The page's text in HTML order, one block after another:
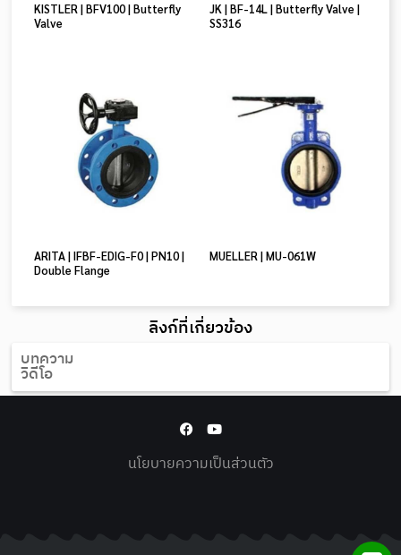
KISTLER | BFV100 | Butterfly
Valve
JK | BF-14L | Butterfly Valve |
SS316
ARITA | IFBF-EDIG-F0 | PN10 |
Double Flange
MUELLER | MU-061W
ลิงก์ที่เกี่ยวข้อง
บทความ
วิดีโอ
นโยบายความเป็นส่วนตัว